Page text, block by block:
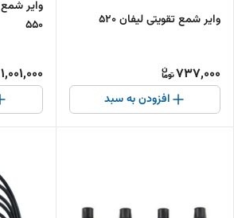
وایر شمع تقویتی لیفان 520
737,000
افزودن به سبد
550
1,001,000